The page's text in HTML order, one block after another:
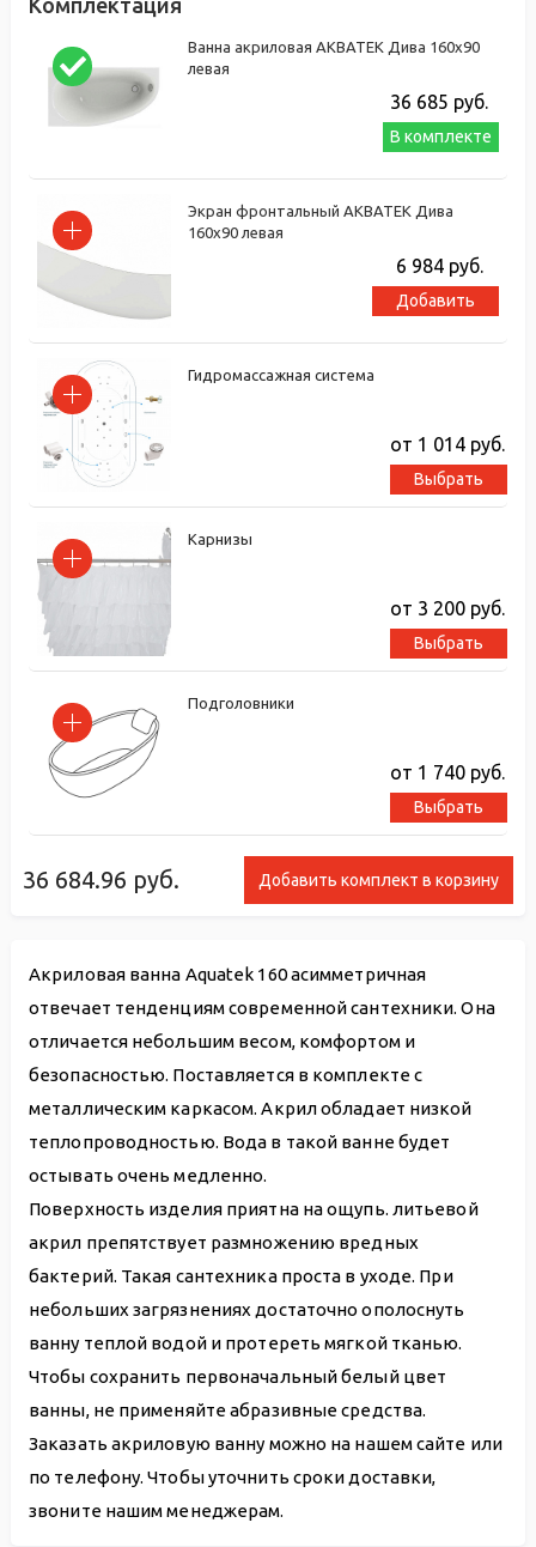
36 684.96 руб. Добавить комплект в корзину
Ванна акриловая АКВАТЕК Дива 160х90
левая
36 685 руб.
В комплекте
Экран фронтальный АКВАТЕК Дива
160х90 левая
6 984руб.
Добавить
Гидромассажная система
от 1 014 руб.
Выбрать
Карнизы
от 3 200 руб.
Выбрать
Подголовники
от 1 740 руб.
Выбрать
Акриловая ванна Aquatek 160 асимметричная
отвечает тенденциям современной сантехники. Она
отличается небольшим весом, комфортом и
безопасностью. Поставляется в комплекте с
металлическим каркасом. Акрил обладает низкой
теплопроводностью. Вода в такой ванне будет
остывать очень медленно.
Поверхность изделия приятна на ощупь. литьевой
акрил препятствует размножению вредных
бактерий. Такая сантехника проста в уходе. При
небольших загрязнениях достаточно ополоснуть
ванну теплой водой и протереть мягкой тканью.
Чтобы сохранить первоначальный белый цвет
ванны, не применяйте абразивные средства.
Заказать акриловую ванну можно на нашем сайте или
по телефону. Чтобы уточнить сроки доставки,
звоните нашим менеджерам.